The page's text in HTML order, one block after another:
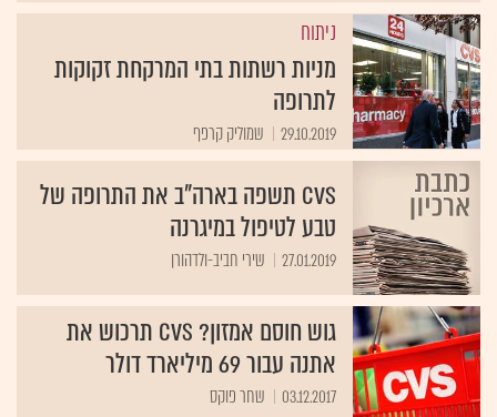
ניתוח
מניות רשתות בתי המרקחת זקוקות
לתרופה
29.10.2019 שמוליק קרפף
CVS תשפה בארה"ב את התרופה של
טבע לטיפול במיגרנה
27.01.2019 שירי חביב-ולדהורן
גוש חוסם אמזון? CVS תרכוש את
אתנה עבור 69 מיליארד דולר
03.12.2017 שחר פוקס